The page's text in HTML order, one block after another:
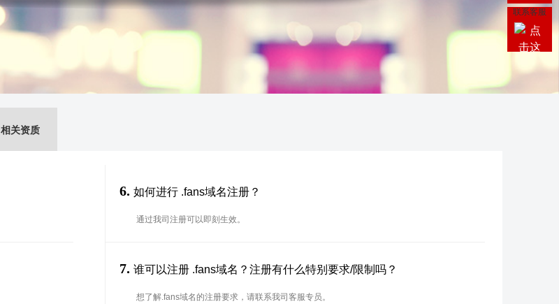
联系客服
相关资质
6. 如何进行 .fans域名注册？
通过我司注册可以即刻生效。
7. 谁可以注册 .fans域名？注册有什么特别要求/限制吗？
想了解.fans域名的注册要求，请联系我司客服专员。